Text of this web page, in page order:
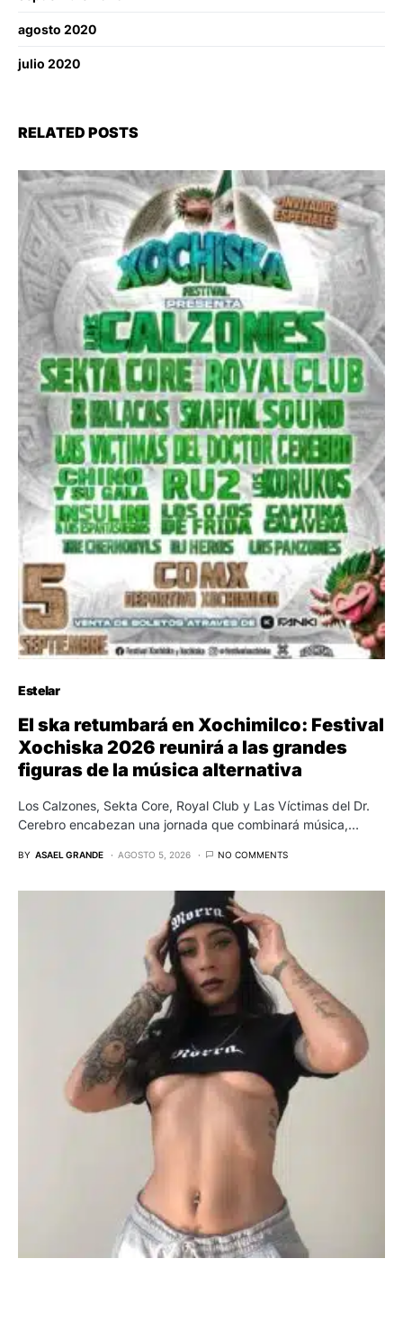
agosto 2020
julio 2020
RELATED POSTS
Estelar
El ska retumbará en Xochimilco: Festival
Xochiska 2026 reunirá a las grandes
figuras de la música alternativa
Los Calzones, Sekta Core, Royal Club y Las Víctimas del Dr.
Cerebro encabezan una jornada que combinará música,…
BY ASAEL GRANDE AGOSTO 5, 2026 NO COMMENTS